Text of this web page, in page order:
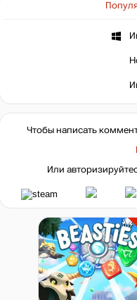
Чтобы написать
Или